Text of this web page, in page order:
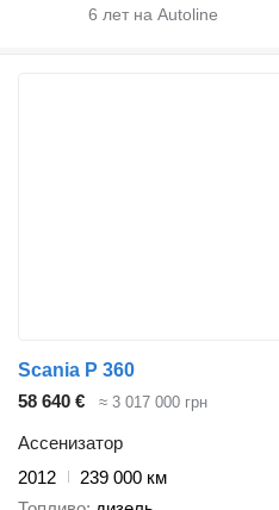
6 лет на Autoline
Scania P 360
58 640 €
≈ 3 017 000 грн
Ассенизатор
2012
239 000 км